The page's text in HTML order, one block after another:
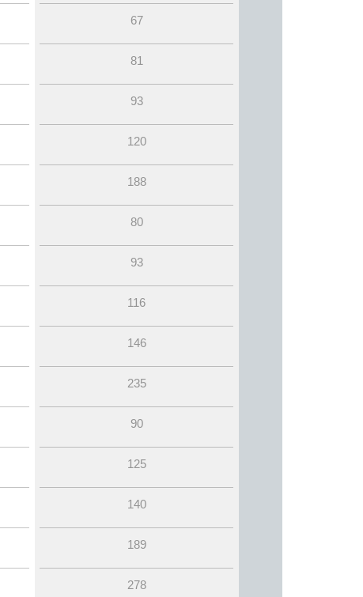
67
81
93
120
188
80
93
116
146
235
90
125
140
189
278